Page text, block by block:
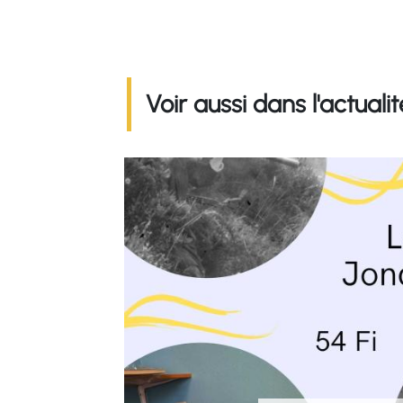
Voir aussi dans